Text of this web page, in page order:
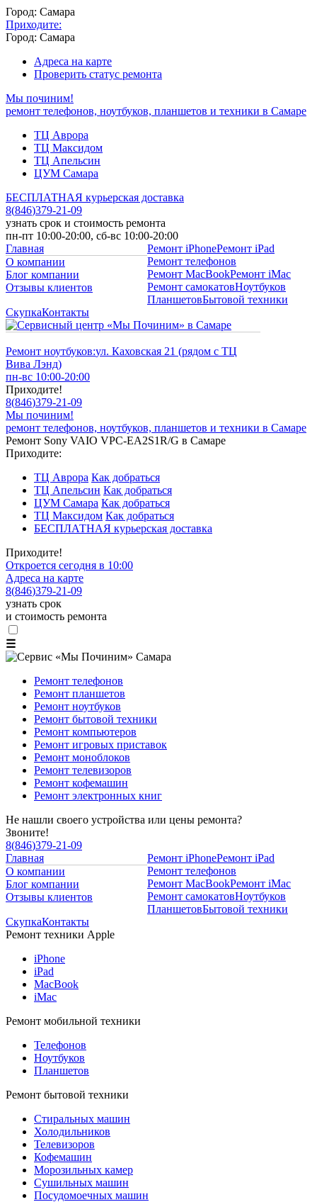
Город: Самара
Приходите:
Город: Самара
Адреса на карте
Проверить статус ремонта
Мы починим!
ремонт телефонов, ноутбуков, планшетов и техники в Самаре
ТЦ Аврора
ТЦ Максидом
ТЦ Апельсин
ЦУМ Самара
БЕСПЛАТНАЯ курьерская доставка
8(846)379-21-09
узнать срок и стоимость ремонта
пн-пт 10:00-20:00, сб-вс 10:00-20:00
Главная
О компании
Блог компании
Отзывы клиентов
Ремонт iPhoneРемонт iPad
Ремонт телефонов
Ремонт MacBookРемонт iMac
Ремонт самокатовНоутбуков
ПланшетовБытовой техники
СкупкаКонтакты
Ремонт ноутбуков:ул. Каховская 21 (рядом с ТЦ
Вива Лэнд)
пн-вс 10:00-20:00
Приходите!
8(846)379-21-09
Мы починим!
ремонт телефонов, ноутбуков, планшетов и техники в Самаре
Ремонт Sony VAIO VPC-EA2S1R/G в Самаре
Приходите:
ТЦ Аврора Как добраться
ТЦ Апельсин Как добраться
ЦУМ Самара Как добраться
ТЦ Максидом Как добраться
БЕСПЛАТНАЯ курьерская доставка
Приходите!
Откроется сегодня в 10:00
Адреса на карте
8(846)379-21-09
узнать срок
и стоимость ремонта
☰
Ремонт телефонов
Ремонт планшетов
Ремонт ноутбуков
Ремонт бытовой техники
Ремонт компьютеров
Ремонт игровых приставок
Ремонт моноблоков
Ремонт телевизоров
Ремонт кофемашин
Ремонт электронных книг
Не нашли своего устройства или цены ремонта?
Звоните!
8(846)379-21-09
Главная
О компании
Блог компании
Отзывы клиентов
Ремонт iPhoneРемонт iPad
Ремонт телефонов
Ремонт MacBookРемонт iMac
Ремонт самокатовНоутбуков
ПланшетовБытовой техники
СкупкаКонтакты
Ремонт техники Apple
iPhone
iPad
MacBook
iMac
Ремонт мобильной техники
Телефонов
Ноутбуков
Планшетов
Ремонт бытовой техники
Стиральных машин
Холодильников
Телевизоров
Кофемашин
Морозильных камер
Сушильных машин
Посудомоечных машин